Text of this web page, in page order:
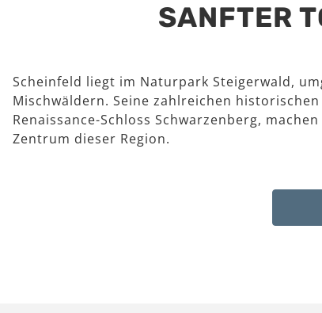
SANFTER
Scheinfeld liegt im Naturpark Steigerwald,
Mischwäldern. Seine zahlreichen
Renaissance-Schloss Schwarzenberg,
Zentrum dieser Region.